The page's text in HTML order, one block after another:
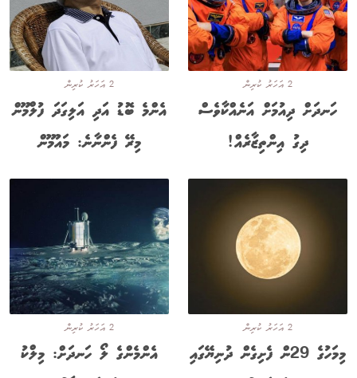
2 އަހަރު ކުރިން
ހަނދަށް ދިއުމަށް އަނެއްކާވެސް
ދިގު އިންތިޒާރެއް!
2 އަހަރު ކުރިން
އެންމެ ބޮޑު އަދި އަލިގަދަ ފުލްމޫން
މިރޭ ފެންނާނެ: މައުމޫން
2 އަހަރު ކުރިން
މިމަހުގެ 29ން ފެށިގެން ދުނިޔޭގައި
2 އަހަރު ކުރިން
އެންމެންގެ ލޯ ހަނދަށް: މިލްކު